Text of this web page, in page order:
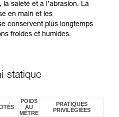
la saleté et à l’abrasion. La
en main et les
conservent plus longtemps
froides et humides.
statique
POIDS
AU
MÈTRE
PRATIQUES
PRIVILÉGIÉES